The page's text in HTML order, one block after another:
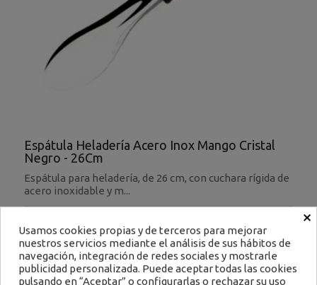
Espátula Heladería Acero Inox Mango Cristal
Negro - 26Cm
Espátula para heladería, de 26 cm, con cuchara rígida de
acero inoxidable y m...
8,00 €
Impuestos excluidos
×
Usamos cookies propias y de terceros para mejorar
nuestros servicios mediante el análisis de sus hábitos de
navegación, integración de redes sociales y mostrarle
publicidad personalizada. Puede aceptar todas las cookies
pulsando en “Aceptar” o configurarlas o rechazar su uso